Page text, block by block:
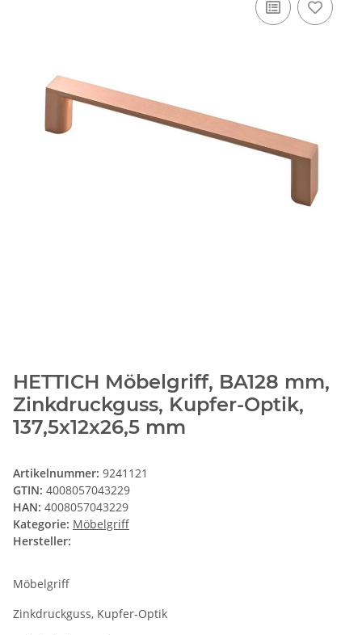
HETTICH Möbelgriff, BA128 mm,
Zinkdruckguss, Kupfer-Optik,
137,5x12x26,5 mm
Artikelnummer: 9241121
GTIN: 4008057043229
HAN: 4008057043229
Kategorie: Möbelgriff
Hersteller:
Möbelgriff
Zinkdruckguss, Kupfer-Optik